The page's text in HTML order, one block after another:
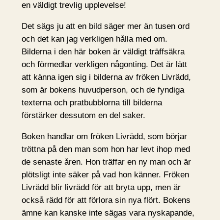
en väldigt trevlig upplevelse!
Det sägs ju att en bild säger mer än tusen ord
och det kan jag verkligen hålla med om.
Bilderna i den här boken är väldigt träffsäkra
och förmedlar verkligen någonting. Det är lätt
att känna igen sig i bilderna av fröken Livrädd,
som är bokens huvudperson, och de fyndiga
texterna och pratbubblorna till bilderna
förstärker dessutom en del saker.
Boken handlar om fröken Livrädd, som börjar
tröttna på den man som hon har levt ihop med
de senaste åren. Hon träffar en ny man och är
plötsligt inte säker på vad hon känner. Fröken
Livrädd blir livrädd för att bryta upp, men är
också rädd för att förlora sin nya flört. Bokens
ämne kan kanske inte sägas vara nyskapande,